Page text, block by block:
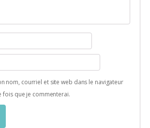
nom, courriel et site web dans le navigateur
fois que je commenterai.